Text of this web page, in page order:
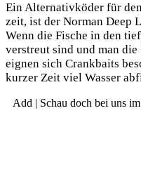
Ein Alter­na­tiv­kö­der für
zeit, ist der Nor­man Deep
Wenn die Fische in den
ver­streut sind und man die
eig­nen sich Crank­baits
kur­zer Zeit viel Was­ser
Add | Schau doch bei uns